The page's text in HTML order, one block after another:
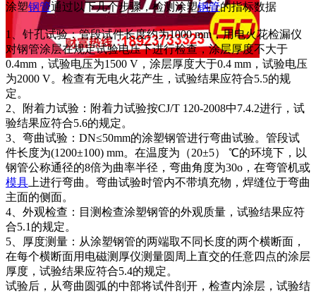
涂塑钢管通过以下几个步骤，检测涂塑钢管的指标数据
1、针孔试验：管段试件长度约为1000 mm，用电火花检漏仪
对钢管涂层在规定试验电压下进行检查，涂层厚度不大于
0.4mm，试验电压为1500 V，涂层厚度大于0.4 mm，试验电压
为2000 V。检查有无电火花产生，试验结果应符合5.5的规
定。
2、附着力试验：附着力试验按CJ/T 120-2008中7.4.2进行，试
验结果应符合5.6的规定。
3、弯曲试验：DN≤50mm的涂塑钢管进行弯曲试验。管段试
件长度为(1200±100) mm。在温度为（20±5） ℃的环境下，以
钢管公称通径的8倍为曲率半径，弯曲角度为30o，在弯管机或
模具 上进行弯曲。弯曲试验时管内不带填充物，焊缝位于弯曲
主面的侧面。
4、外观检查：目测检查涂塑钢管的外观质量，试验结果应符
合5.1的规定。
5、厚度测量：从涂塑钢管的两端取不同长度的两个横断面，
在每个横断面用电磁测厚仪测量圆周上直交的任意四点的涂层
厚度，试验结果应符合5.4的规定。
试验后，从弯曲圆弧的中部将试件剖开，检查内涂层，试验结